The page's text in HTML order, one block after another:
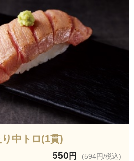
中トロ(1貫)
550 円 (594円/税込)